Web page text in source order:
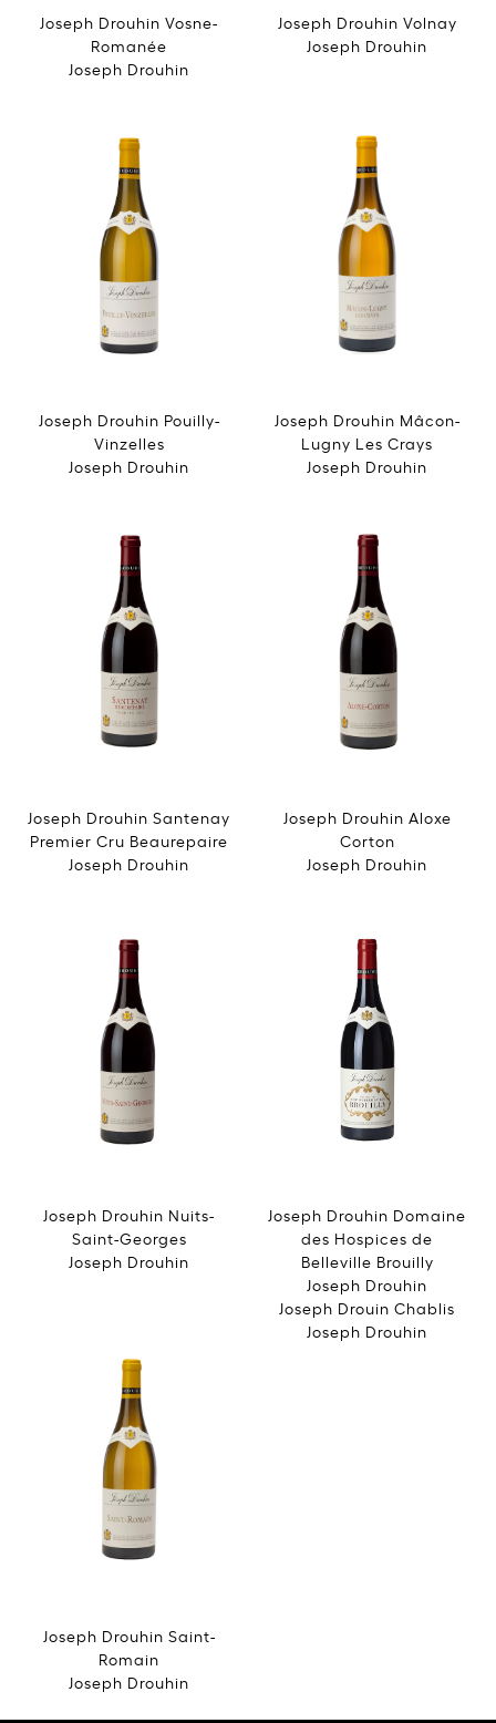
Joseph Drouhin Vosne-
Romanée
Joseph Drouhin
Joseph Drouhin Volnay
Joseph Drouhin
Joseph Drouhin Pouilly-
Vinzelles
Joseph Drouhin
Joseph Drouhin Mâcon-
Lugny Les Crays
Joseph Drouhin
Joseph Drouhin Santenay
Premier Cru Beaurepaire
Joseph Drouhin
Joseph Drouhin Aloxe
Corton
Joseph Drouhin
Joseph Drouhin Nuits-
Saint-Georges
Joseph Drouhin
Joseph Drouhin Domaine
des Hospices de
Belleville Brouilly
Joseph Drouhin
Joseph Drouhin Saint-
Romain
Joseph Drouhin
Joseph Drouin Chablis
Joseph Drouhin